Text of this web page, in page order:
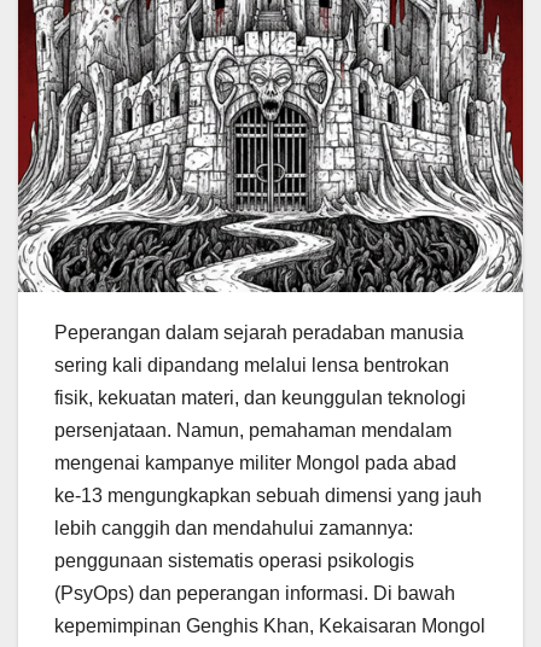
Peperangan dalam sejarah peradaban manusia
sering kali dipandang melalui lensa bentrokan
fisik, kekuatan materi, dan keunggulan teknologi
persenjataan. Namun, pemahaman mendalam
mengenai kampanye militer Mongol pada abad
ke-13 mengungkapkan sebuah dimensi yang jauh
lebih canggih dan mendahului zamannya:
penggunaan sistematis operasi psikologis
(PsyOps) dan peperangan informasi. Di bawah
kepemimpinan Genghis Khan, Kekaisaran Mongol